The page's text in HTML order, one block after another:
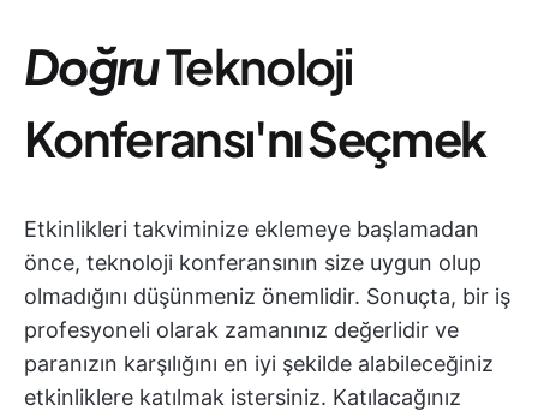
DoğruTeknoloji
Konferansı'nı Seçmek
Etkinlikleri takviminize eklemeye başlamadan
önce, teknoloji konferansının size uygun olup
olmadığını düşünmeniz önemlidir. Sonuçta, bir iş
profesyoneli olarak zamanınız değerlidir ve
paranızın karşılığını en iyi şekilde alabileceğiniz
etkinliklere katılmak istersiniz. Katılacağınız